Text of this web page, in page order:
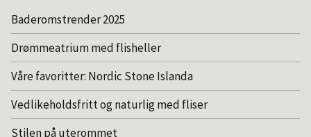
Baderomstrender 2025
Drømmeatrium med flisheller
Våre favoritter: Nordic Stone Islanda
Vedlikeholdsfritt og naturlig med fliser
Stilen på uterommet